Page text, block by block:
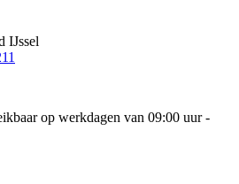
IJssel
op werkdagen van 09:00 uur -